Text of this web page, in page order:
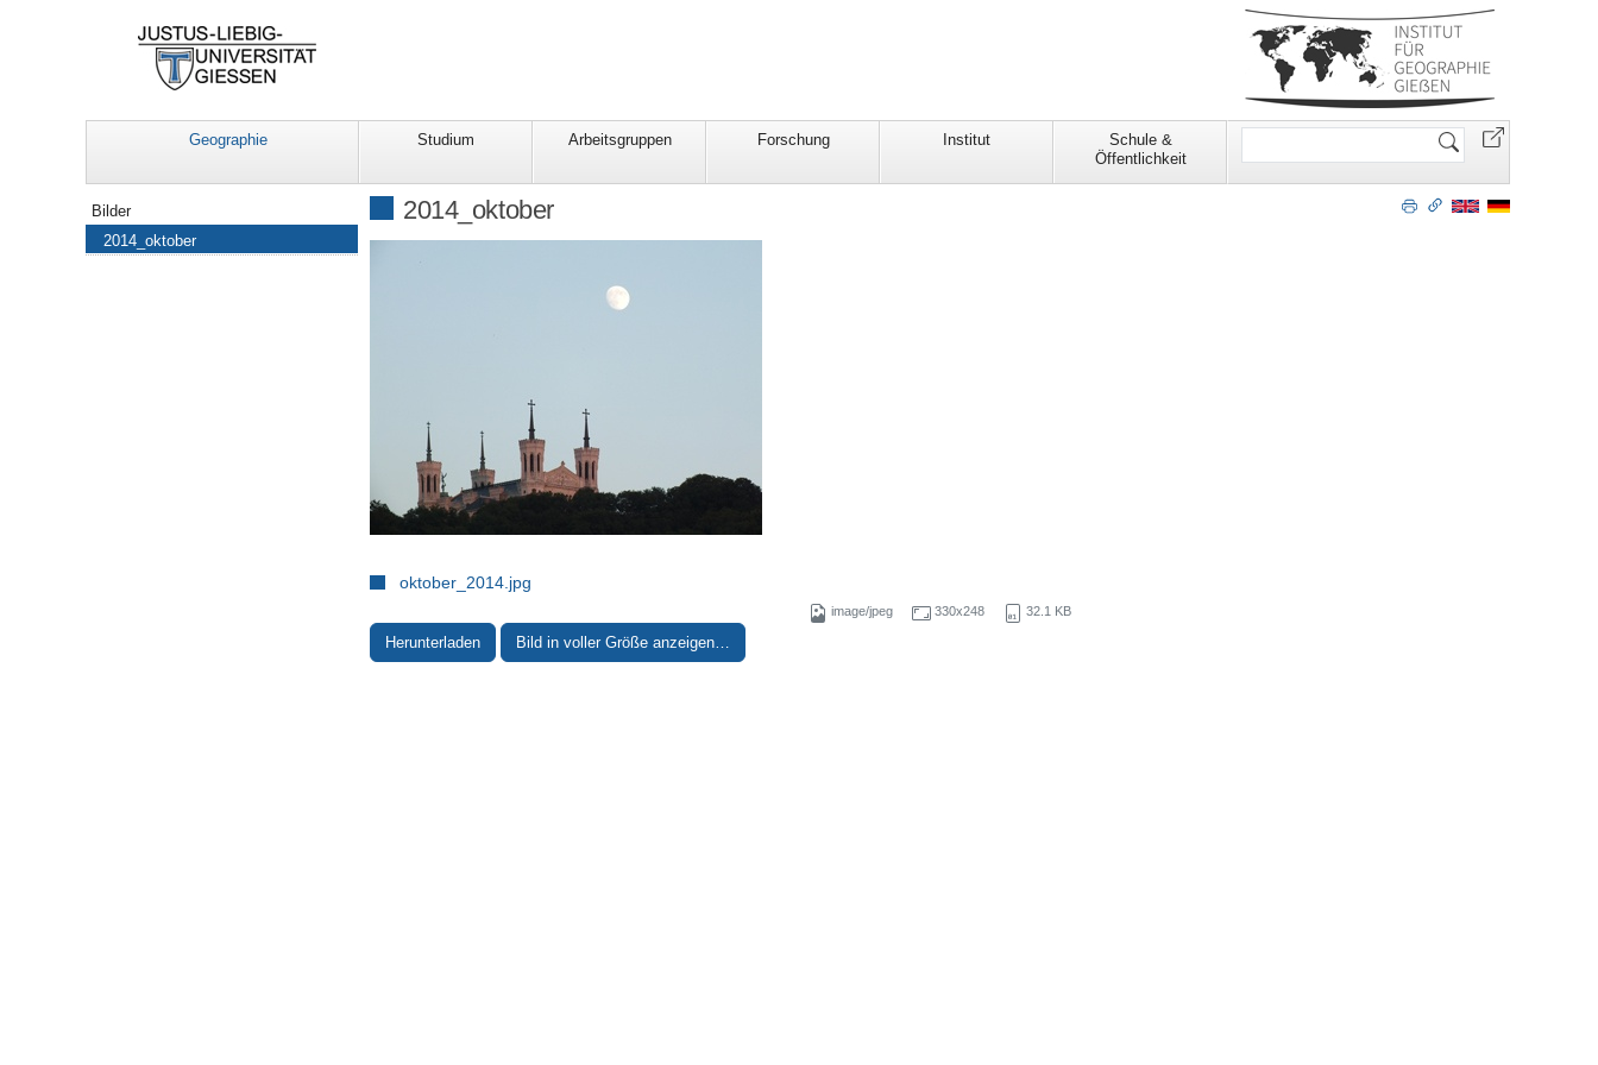
Geographie Studium Arbeitsgruppen Forschung Institut
Schule &
Öffentlichkeit
Website
2014_oktober
oktober_2014.jpg
image/jpeg 330x248 32.1 KB
Herunterladen Bild in voller Größe anzeigen…
Navigation
Bilder
2014_oktober